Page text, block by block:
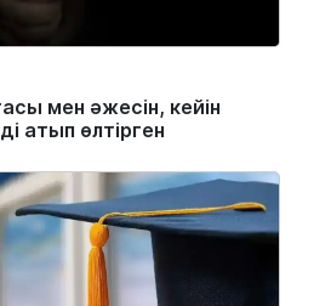
мен әжесін, кейін
атып өлтірген